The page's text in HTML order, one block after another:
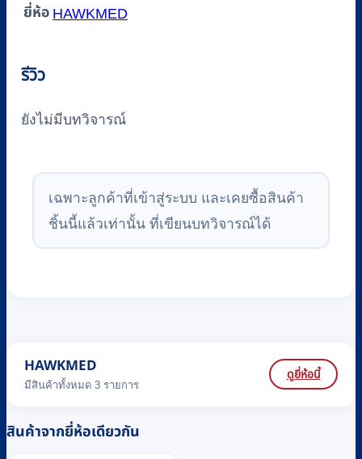
ยี่ห้อ HAWKMED
รีวิว
ยังไม่มีบทวิจารณ์
เฉพาะลูกค้าที่เข้าสู่ระบบ และเคยซื้อสินค้า
ชิ้นนี้แล้วเท่านั้น ที่เขียนบทวิจารณ์ได้
HAWKMED
มีสินค้าทั้งหมด 3 รายการ
ดูยี่ห้อนี้
สินค้าจากยี่ห้อเดียวกัน